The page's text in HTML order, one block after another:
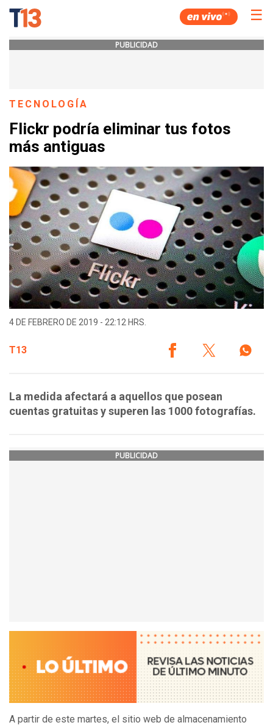
☰
PUBLICIDAD
TECNOLOGÍA
Flickr podría eliminar tus fotos
más antiguas
4 DE FEBRERO DE 2019 - 22:12 HRS.
T13
La medida afectará a aquellos que posean
cuentas gratuitas y superen las 1000 fotografías.
PUBLICIDAD
A partir de este martes, el sitio web de almacenamiento